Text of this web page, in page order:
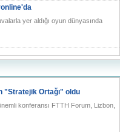
yer aldığı oyun dünyasında
"Stratejik Ortağı" oldu
konferansı FTTH Forum, Lizbon,